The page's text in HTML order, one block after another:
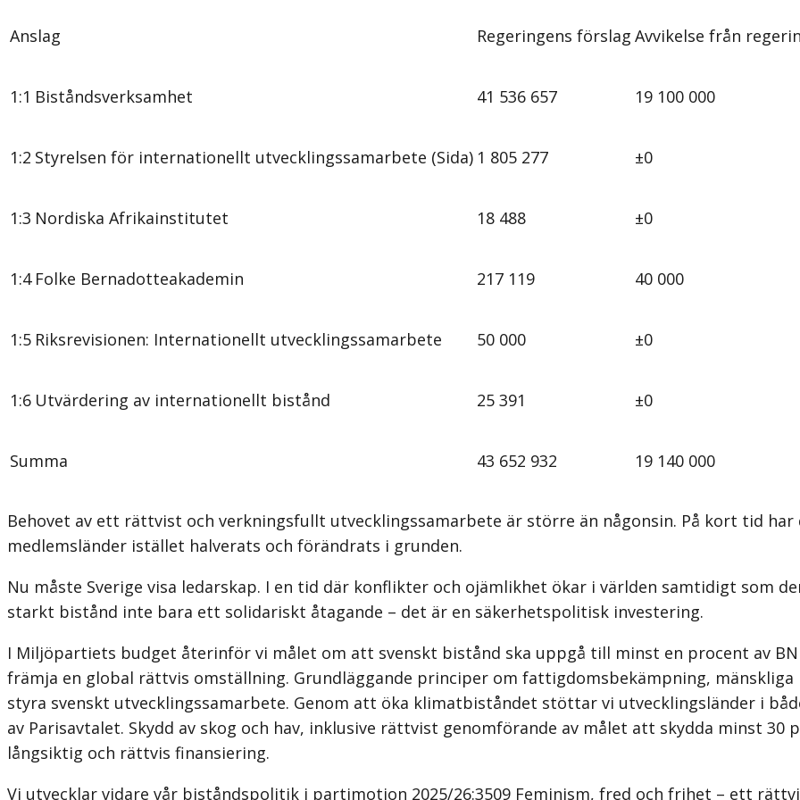
Anslag Regeringens förslag Avvikelse från
1:1 Biståndsverksamhet 41 536 657 19 100 000
1:2 Styrelsen för internationellt utvecklingssamarbete (Sida) 1 805 277 ±0
1:3 Nordiska Afrikainstitutet 18 488 ±0
1:4 Folke Bernadotteakademin 217 119 40 000
1:5 Riksrevisionen: Internationellt utvecklingssamarbete 50 000 ±0
1:6 Utvärdering av internationellt bistånd 25 391 ±0
Summa 43 652 932 19 140 000
Behovet av ett rättvist och verkningsfullt utvecklingssamarbete är större än någonsin. På kort tid har
medlemsländer istället halverats och förändrats i grunden.
Nu måste Sverige visa ledarskap. I en tid där konflikter och ojämlikhet ökar i världen samtidigt som
starkt bistånd inte bara ett solidariskt åtagande – det är en säkerhetspolitisk investering.
I Miljöpartiets budget återinför vi målet om att svenskt bistånd ska uppgå till minst en procent av
främja en global rättvis omställning. Grundläggande principer om fattigdomsbekämpning,
styra svenskt utvecklingssamarbete. Genom att öka klimatbiståndet stöttar vi utvecklingsländer i
av Parisavtalet. Skydd av skog och hav, inklusive rättvist genomförande av målet att skydda minst 30
långsiktig och rättvis finansiering.
Vi utvecklar vidare vår biståndspolitik i partimotion 2025/26:3509 Feminism, fred och frihet – ett